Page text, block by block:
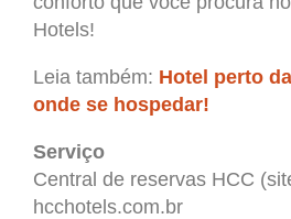
Hotels!
Leia também: Hotel perto
onde se hospedar!
Serviço
Central de reservas HCC
hcchotels.com.br